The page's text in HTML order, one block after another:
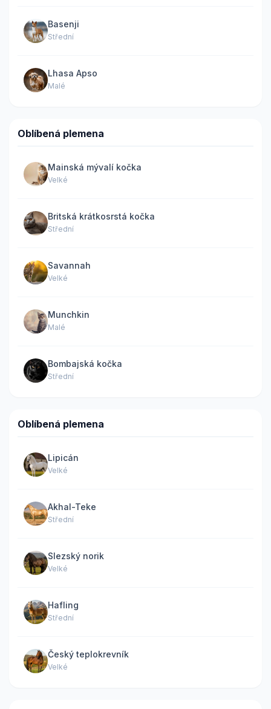
Basenji
Střední
Lhasa Apso
Malé
Oblíbená plemena
Mainská mývalí kočka
Velké
Britská krátkosrstá kočka
Střední
Savannah
Velké
Munchkin
Malé
Bombajská kočka
Střední
Oblíbená plemena
Lipicán
Velké
Akhal-Teke
Střední
Slezský norik
Velké
Hafling
Střední
Český teplokrevník
Velké